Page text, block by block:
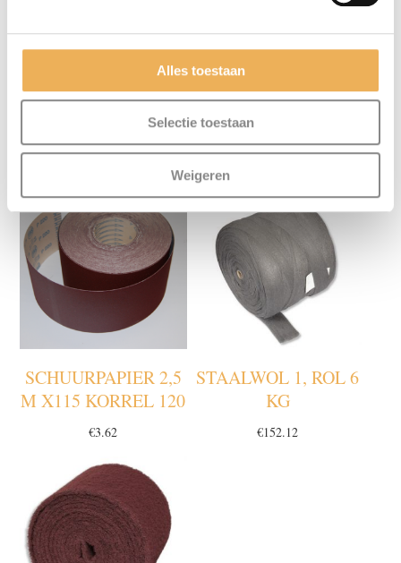
Alles toestaan
Selectie toestaan
Weigeren
GERELATEERDE PRODUCTEN
SCHUURPAPIER 2,5
M X115 KORREL 120
€3.62
STAALWOL 1, ROL 6
KG
€152.12